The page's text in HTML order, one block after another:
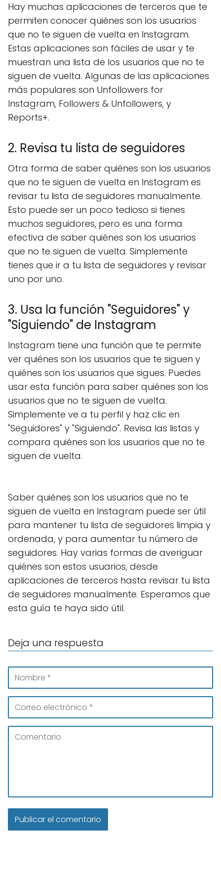
Hay muchas aplicaciones de terceros que te
permiten conocer quiénes son los usuarios
que no te siguen de vuelta en Instagram.
Estas aplicaciones son fáciles de usar y te
muestran una lista de los usuarios que no te
siguen de vuelta. Algunas de las aplicaciones
más populares son Unfollowers for
Instagram, Followers & Unfollowers, y
Reports+.
2. Revisa tu lista de seguidores
Otra forma de saber quiénes son los usuarios
que no te siguen de vuelta en Instagram es
revisar tu lista de seguidores manualmente.
Esto puede ser un poco tedioso si tienes
muchos seguidores, pero es una forma
efectiva de saber quiénes son los usuarios
que no te siguen de vuelta. Simplemente
tienes que ir a tu lista de seguidores y revisar
uno por uno.
3. Usa la función "Seguidores" y
"Siguiendo" de Instagram
Instagram tiene una función que te permite
ver quiénes son los usuarios que te siguen y
quiénes son los usuarios que sigues. Puedes
usar esta función para saber quiénes son los
usuarios que no te siguen de vuelta.
Simplemente ve a tu perfil y haz clic en
"Seguidores" y "Siguiendo". Revisa las listas y
compara quiénes son los usuarios que no te
siguen de vuelta.
Saber quiénes son los usuarios que no te
siguen de vuelta en Instagram puede ser útil
para mantener tu lista de seguidores limpia y
ordenada, y para aumentar tu número de
seguidores. Hay varias formas de averiguar
quiénes son estos usuarios, desde
aplicaciones de terceros hasta revisar tu lista
de seguidores manualmente. Esperamos que
esta guía te haya sido útil.
Deja una respuesta